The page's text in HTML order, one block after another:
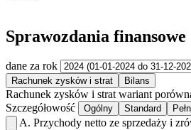
Sprawozdania finansowe
dane za rok
Rachunek zysków i strat Bilans
Rachunek zysków i strat wariant
Szczegółowość
Ogólny Standard
A. Przychody netto ze sprzedaży i